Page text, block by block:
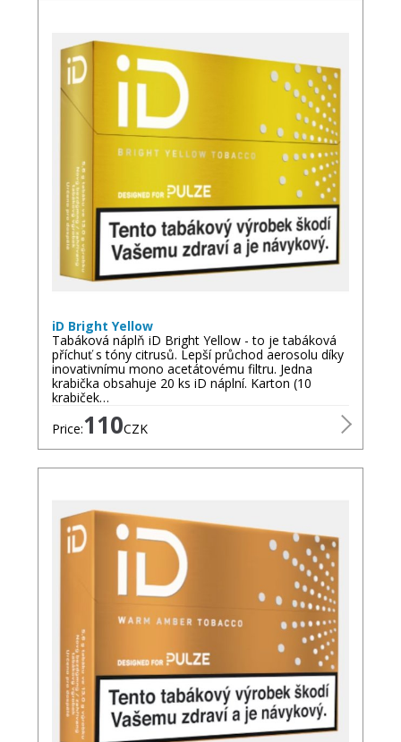
iD Bright Yellow
Tabáková náplň iD Bright Yellow - to je tabáková
příchuť s tóny citrusů. Lepší průchod aerosolu díky
inovativnímu mono acetátovému filtru. Jedna
krabička obsahuje 20 ks iD náplní. Karton (10
krabiček…
Price:110CZK